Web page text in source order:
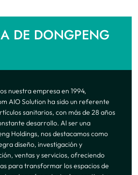
DE DONGPENG
nuestra empresa en 1994,
AIO Solution ha sido un referente
sanitarios, con más de 28 años
desarrollo. Al ser una
Holdings, nos destacamos como
diseño, investigación y
ventas y servicios, ofreciendo
para transformar los espacios de